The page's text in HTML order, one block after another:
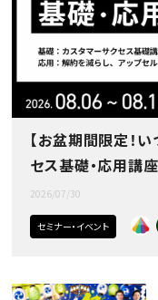
【お盆期間限定！
セス基礎・応用講座
2026/07/30
セミナー・イベント